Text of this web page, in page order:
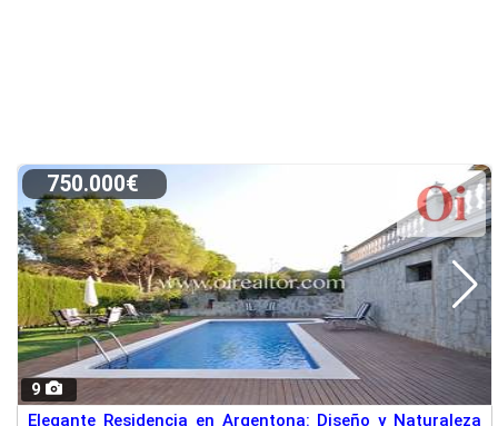
9
750.000€
Elegante Residencia en Argentona: Diseño y Naturaleza